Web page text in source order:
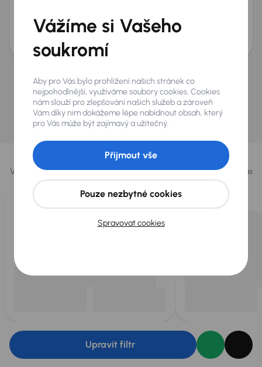
Měsíční splátka
od 761 Kč
Nevybrali jste si? Nevadí, na našich pobočkách na
Slovensku a v Polsku můžeme mít podobné vozy,
které hledáte.
Najít podobný vůz
Vybrali jsme pro vás
Vybíráme pro vás tynejlepší vozyz naší nabídky. Každý den pro vás
vykoupíme až 400 vozů.
Upravit filtr
Vážíme si Vašeho
soukromí
Aby pro Vás bylo prohlížení našich stránek co
nejpohodlnější, využíváme soubory cookies. Cookies
nám slouží pro zlepšování našich služeb a zároveň
Vám díky nim dokážeme lépe nabídnout obsah, který
pro Vás může být zajímavý a užitečný.
Spravovat cookies
Pouze nezbytné cookies
Přijmout vše